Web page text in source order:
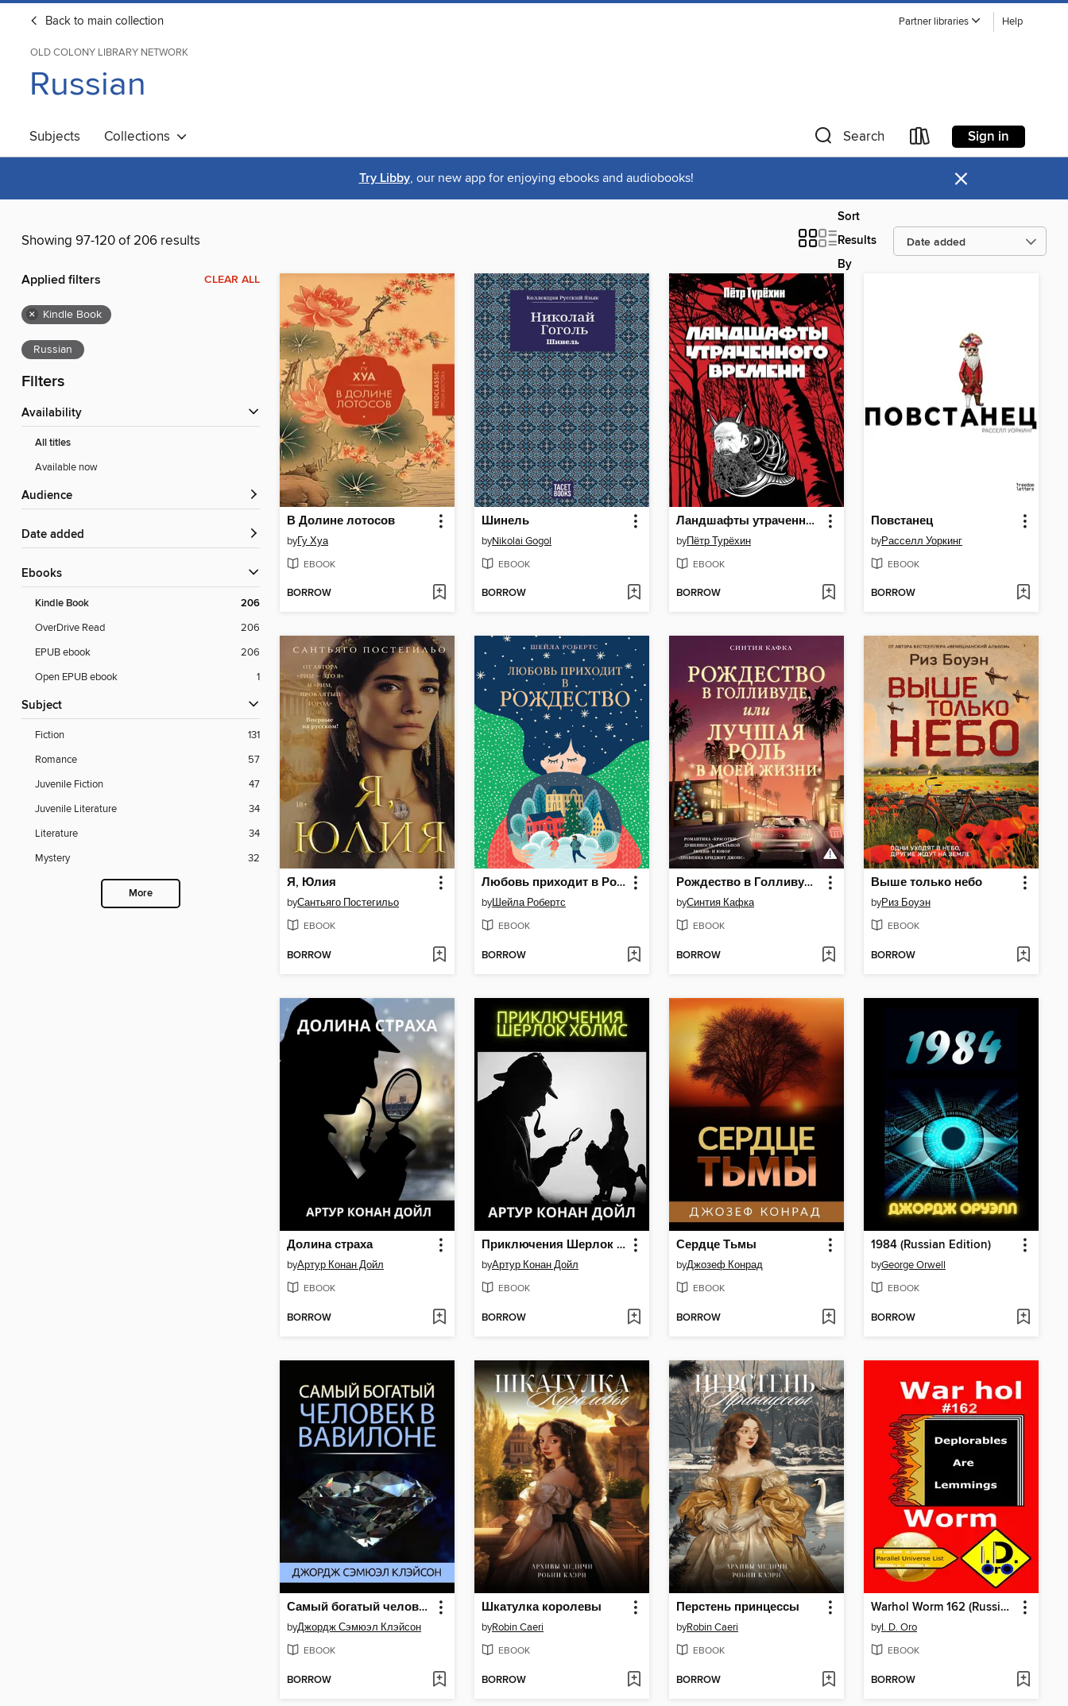
Back to main collection Partner libraries Help
OLD COLONY LIBRARY NETWORK
Russian
Subjects Collections Search Sign in
Try Libby, our new app for enjoying ebooks and audiobooks! ×
Showing 97-120 of 206 results
Sort
Results
By
Applied filters CLEAR ALL
× Kindle Book
Russian
Filters
Availability
All titles
Available now
Audience
Date added
ebooks
Kindle Book 206
OverDrive Read
206
EPUB ebook
206
Open EPUB ebook
1
Subject
Fiction
131
Romance
57
Juvenile Fiction
47
Juvenile Literature
34
Literature
34
Mystery
32
More
В Долине лотосов
byГу Хуа
EBOOK
BORROW
Шинель
byNikolai Gogol
EBOOK
BORROW
Ландшафты утраченного времени
byПётр Турёхин
EBOOK
BORROW
Повстанец
byРасселл Уоркинг
EBOOK
BORROW
Я, Юлия
byСантьяго Постегильо
EBOOK
BORROW
Любовь приходит в Рождество
byШейла Робертс
EBOOK
BORROW
Рождество в Голливуде, или Лучшая роль в моей жизни
byСинтия Кафка
EBOOK
BORROW
Выше только небо
byРиз Боуэн
EBOOK
BORROW
Долина страха
byАртур Конан Дойл
EBOOK
BORROW
Приключения Шерлок Холмс
byАртур Конан Дойл
EBOOK
BORROW
Сердце Тьмы
byДжозеф Конрад
EBOOK
BORROW
1984 (Russian Edition)
byGeorge Orwell
EBOOK
BORROW
Самый богатый человек в Вавилоне
byДжордж Сэмюэл Клэйсон
EBOOK
BORROW
Шкатулка королевы
byRobin Caeri
EBOOK
BORROW
Перстень принцессы
byRobin Caeri
EBOOK
BORROW
Warhol Worm 162 (Russian Edition)
byI. D. Oro
EBOOK
BORROW